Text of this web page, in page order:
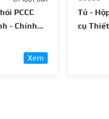
PCCC
- Chính
Xem
Tủ -
cụ Thiết